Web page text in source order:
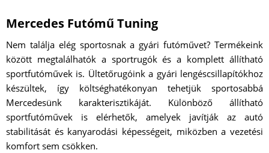
Mercedes Futómű Tuning
Nem találja elég sportosnak a gyári futóművet? Termékeink
között megtalálhatók a sportrugók és a komplett állítható
sportfutóművek is. Ültetőrugóink a gyári lengéscsillapítókhoz
készültek, így költséghatékonyan tehetjük sportosabbá
Mercedesünk karakterisztikáját. Különböző állítható
sportfutóművek is elérhetők, amelyek javítják az autó
stabilitását és kanyarodási képességeit, miközben a vezetési
komfort sem csökken.